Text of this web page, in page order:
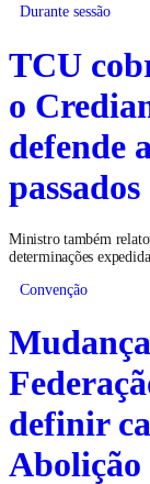
Durante sessão
TCU
o
defende
passados
Ministro também
determinações
Convenção
definir
Abolição